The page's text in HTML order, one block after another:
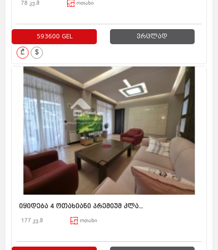
78 კვ.მ ოთახი
593600 GEL ვრცლად
₾ $
იყიდება 4 ოთახიანი პრემიუმ კლა...
177 კვ.მ ოთახი